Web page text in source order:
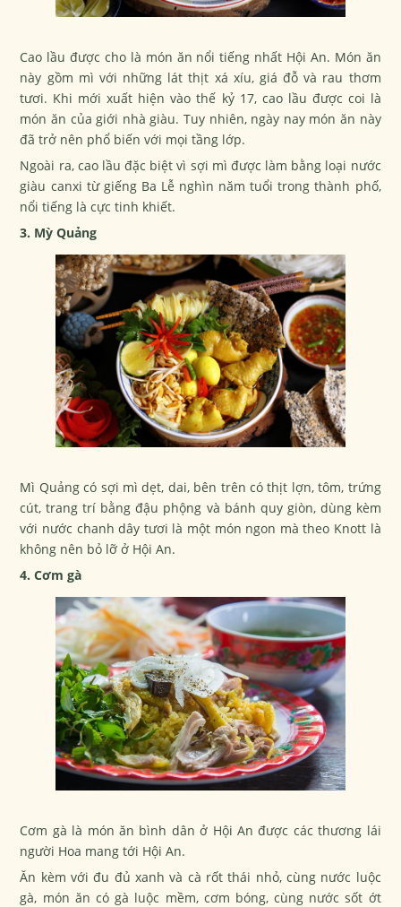
Cao lầu được cho là món ăn nổi tiếng nhất Hội An. Món ăn
này gồm mì với những lát thịt xá xíu, giá đỗ và rau thơm
tươi. Khi mới xuất hiện vào thế kỷ 17, cao lầu được coi là
món ăn của giới nhà giàu. Tuy nhiên, ngày nay món ăn này
đã trở nên phổ biến với mọi tầng lớp.
Ngoài ra, cao lầu đặc biệt vì sợi mì được làm bằng loại nước
giàu canxi từ giếng Ba Lễ nghìn năm tuổi trong thành phố,
nổi tiếng là cực tinh khiết.
3. Mỳ Quảng
Mì Quảng có sợi mì dẹt, dai, bên trên có thịt lợn, tôm, trứng
cút, trang trí bằng đậu phộng và bánh quy giòn, dùng kèm
với nước chanh dây tươi là một món ngon mà theo Knott là
không nên bỏ lỡ ở Hội An.
4. Cơm gà
Cơm gà là món ăn bình dân ở Hội An được các thương lái
người Hoa mang tới Hội An.
Ăn kèm với đu đủ xanh và cà rốt thái nhỏ, cùng nước luộc
gà, món ăn có gà luộc mềm, cơm bóng, cùng nước sốt ớt